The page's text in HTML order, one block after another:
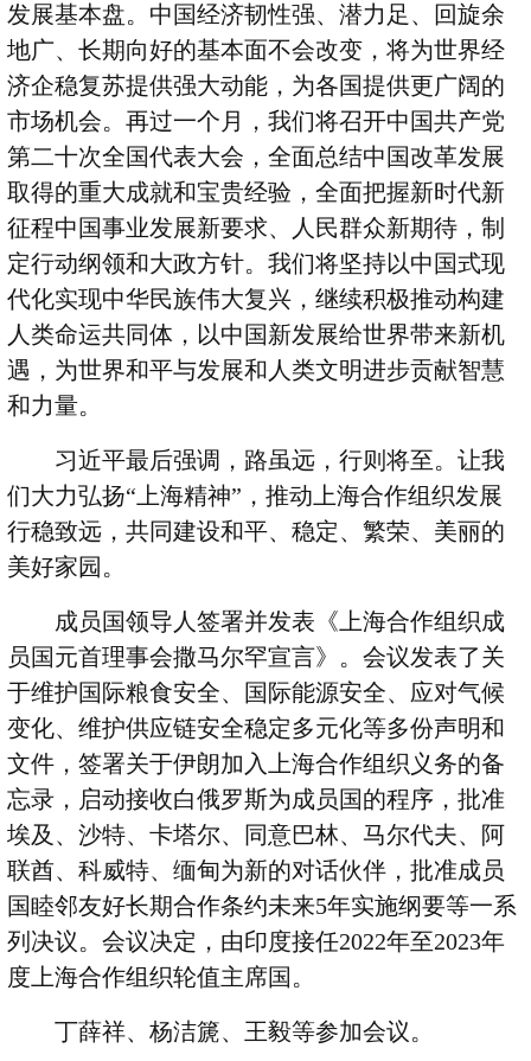
发展基本盘。中国经济韧性强、潜力足、回旋余
地广、长期向好的基本面不会改变，将为世界经
济企稳复苏提供强大动能，为各国提供更广阔的
市场机会。再过一个月，我们将召开中国共产党
第二十次全国代表大会，全面总结中国改革发展
取得的重大成就和宝贵经验，全面把握新时代新
征程中国事业发展新要求、人民群众新期待，制
定行动纲领和大政方针。我们将坚持以中国式现
代化实现中华民族伟大复兴，继续积极推动构建
人类命运共同体，以中国新发展给世界带来新机
遇，为世界和平与发展和人类文明进步贡献智慧
和力量。
习近平最后强调，路虽远，行则将至。让我
们大力弘扬“上海精神”，推动上海合作组织发展
行稳致远，共同建设和平、稳定、繁荣、美丽的
美好家园。
成员国领导人签署并发表《上海合作组织成
员国元首理事会撒马尔罕宣言》。会议发表了关
于维护国际粮食安全、国际能源安全、应对气候
变化、维护供应链安全稳定多元化等多份声明和
文件，签署关于伊朗加入上海合作组织义务的备
忘录，启动接收白俄罗斯为成员国的程序，批准
埃及、沙特、卡塔尔、同意巴林、马尔代夫、阿
联酋、科威特、缅甸为新的对话伙伴，批准成员
国睦邻友好长期合作条约未来5年实施纲要等一系
列决议。会议决定，由印度接任2022年至2023年
度上海合作组织轮值主席国。
丁薛祥、杨洁篪、王毅等参加会议。